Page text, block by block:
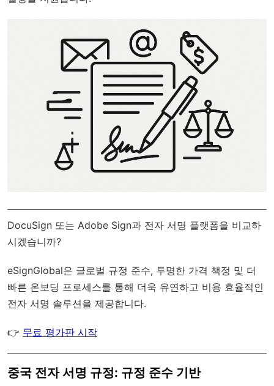
DocuSign 또는 Adobe Sign과 전자 서명 플랫폼을 비교하
시겠습니까?
eSignGlobal은 글로벌 규정 준수, 투명한 가격 책정 및 더
빠른 온보딩 프로세스를 통해 더욱 유연하고 비용 효율적인
전자 서명 솔루션을 제공합니다.
👉 무료 평가판 시작
중국 전자 서명 규정: 규정 준수 기반